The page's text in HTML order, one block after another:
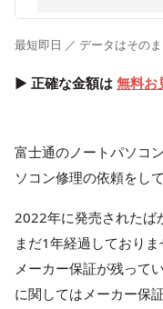
最短即日 ／ データはその
▶ 正確な金額は 無料お
富士通のノートパソコ
ソコン修理の依頼をし
2022年に発売されたば
まだ1年経過しておりま
メーカー保証が残って
に関してはメーカー保